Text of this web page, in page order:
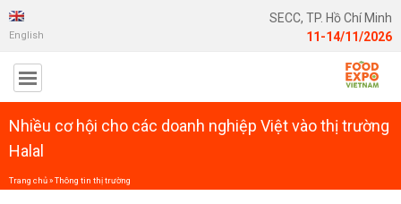
English
SECC, TP. Hồ Chí Minh
11-14/11/2026
Nhiều cơ hội cho các doanh nghiệp Việt vào thị trường
Halal
Trang chủ»Thông tin thị trường